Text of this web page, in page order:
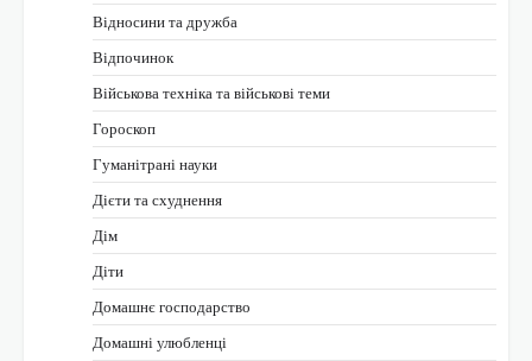
Відносини та дружба
Відпочинок
Військова техніка та військові теми
Гороскоп
Гуманітрані науки
Дієти та схуднення
Дім
Діти
Домашнє господарство
Домашні улюбленці